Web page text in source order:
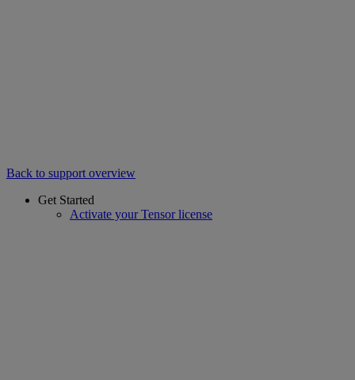
Back to support overview
Get Started
Activate your Tensor license